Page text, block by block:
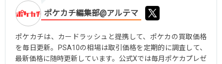
ポケカチ編集部@アルテマ
ポケカチは、カードラッシュと提携して、ポケカの買取価格
を毎日更新。PSA10の相場は取引価格を定期的に調査して、
最新価格に随時更新しています。公式Xでは毎月ポケカプレゼ